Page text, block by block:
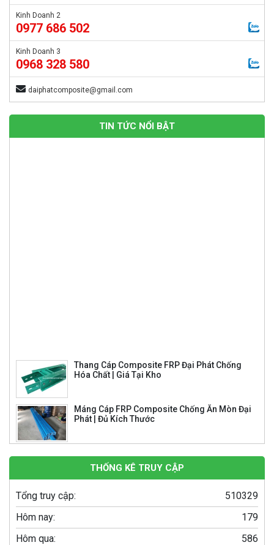
Kinh Doanh 2
0977 686 502
Kinh Doanh 3
0968 328 580
daiphatcomposite@gmail.com
TIN TỨC NỔI BẬT
Máng Cáp FRP Composite Chống Ăn Mòn Đại
Phát | Đủ Kích Thước
Tiêu Chuẩn Tấm Sàn Grating Composite
Pultrusion Chịu Lực
So Sánh Tấm Sàn Grating Composite
Pultrusion Và Molded
Song Chắn Rác Composite 860×430 – Giải
THỐNG KÊ TRUY CẬP
510329
Tổng truy cập:
179
Hôm nay:
586
Hôm qua: